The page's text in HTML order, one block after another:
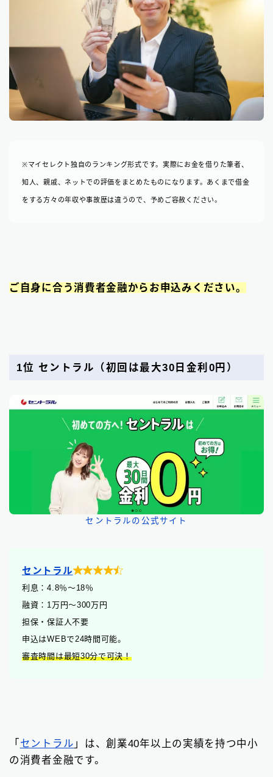
※マイセレクト独自のランキング形式です。実際にお金を借りた筆者、
知人、親戚、ネットでの評価をまとめたものになります。あくまで借金
をする方々の年収や事故歴は違うので、予めご容赦ください。
ご自身に合う消費者金融からお申込みください。
1位 セントラル （初回は最大30日金利0円）
セントラルの公式サイト
セントラル
利息：4.8％〜18％
融資：1万円〜300万円
担保・保証人不要
申込はWEBで24時間可能。
審査時間は最短30分で可決！
「 セントラル 」は、創業40年以上の実績を持つ中小
の消費者金融です。